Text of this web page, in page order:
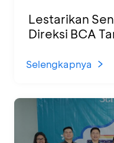
Lestarikan
Direksi BCA
Selengkapnya